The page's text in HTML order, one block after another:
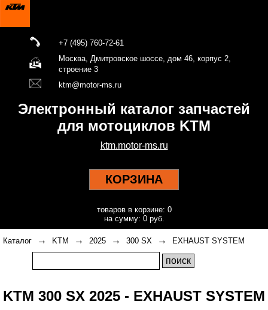
+7 (495) 760-72-61
Москва, Дмитровское шоссе, дом 46, корпус 2,
строение 3
ktm@motor-ms.ru
Электронный каталог запчастей
для мотоциклов KTM
ktm.motor-ms.ru
КОРЗИНА
товаров в корзине: 0
на сумму: 0 руб.
Каталог → KTM → 2025 → 300 SX → EXHAUST SYSTEM
KTM 300 SX 2025 - EXHAUST SYSTEM